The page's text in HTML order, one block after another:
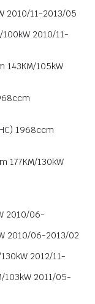
2010/11-2013/05
100kW 2010/11-
143KM/105kW
1968ccm
177KM/130kW
2010/06-
2010/06-2013/02
2012/11-
103kW 2011/05-